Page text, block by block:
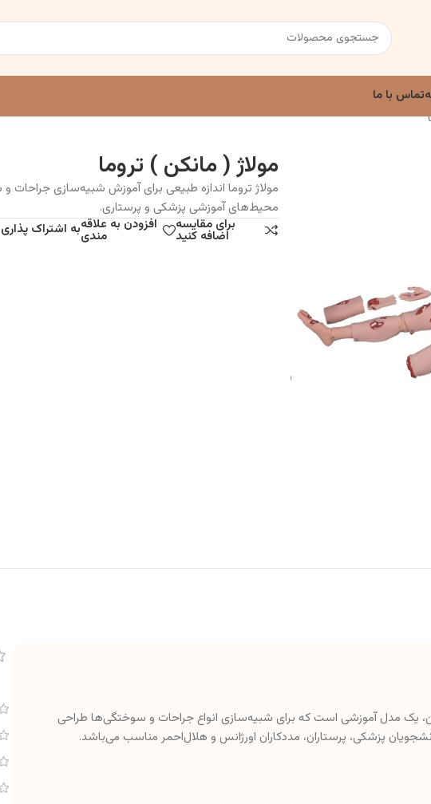
تماس با ما
مولاژ ( مانکن ) تروما
مولاژ تروما اندازه طبیعی برای آموزش شبیه‌سازی جراحات
محیط‌های آموزشی پزشکی و پرستاری.
برای مقایسه
اضافه کنید
افزودن به علاقه
مندیبه اشتراک پذاری
یک مدل آموزشی است که برای شبیه‌سازی انواع جراحات و سوختگی‌ها طراحی
پزشکی، پرستاران، مددکاران اورژانس و هلال‌احمر مناسب می‌باشد.